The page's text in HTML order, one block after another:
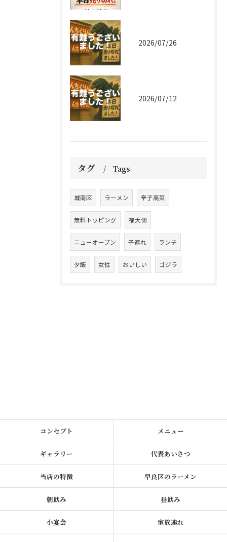
2026/07/26
2026/07/12
タグ Tags
城南区 ラーメン 辛子高菜
無料トッピング 福大側
ニューオープン 子連れ ランチ
夕飯 女性 おいしい ゴジラ
コンセプト メニュー
ギャラリー 代表あいさつ
当店の特徴 早良区のラーメン
朝飲み 昼飲み
小宴会 家族連れ